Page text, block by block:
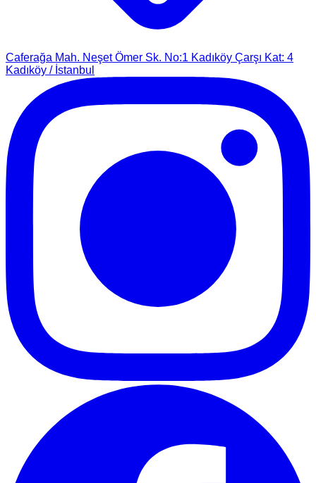
Caferağa Mah. Neşet Ömer Sk. No:1 Kadıköy Çarşı Kat: 4
Kadıköy / İstanbul